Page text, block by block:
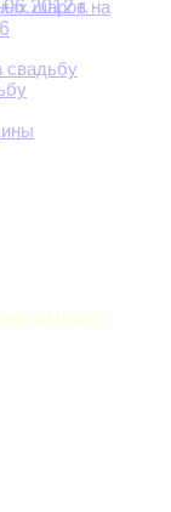
шаров на
свадьбу
фотозон
г.